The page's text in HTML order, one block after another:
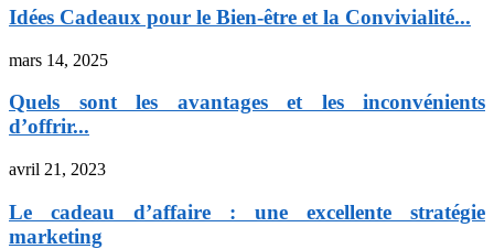
Idées Cadeaux pour le Bien-être et la Convivialité...
mars 14, 2025
Quels sont les avantages et les inconvénients
d’offrir...
avril 21, 2023
Le cadeau d’affaire : une excellente stratégie
marketing